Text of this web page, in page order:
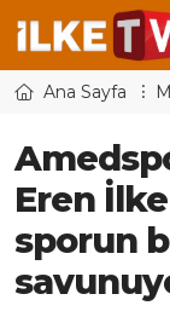
Ana Sayfa
Eren
sporun